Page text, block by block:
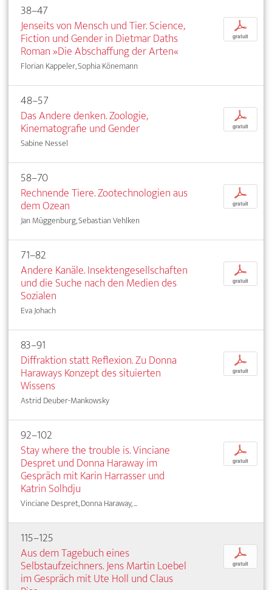
38–47
Jenseits von Mensch und Tier. Science,
Fiction und Gender in Dietmar Daths
Roman »Die Abschaffung der Arten«
Florian Kappeler, Sophia Könemann
p
gratuit
48–57
Das Andere denken. Zoologie,
Kinematografie und Gender
Sabine Nessel
p
gratuit
58–70
Rechnende Tiere. Zootechnologien aus
dem Ozean
Jan Müggenburg, Sebastian Vehlken
p
gratuit
71–82
Andere Kanäle. Insektengesellschaften
und die Suche nach den Medien des
Sozialen
Eva Johach
p
gratuit
83–91
Diffraktion statt Reflexion. Zu Donna
Haraways Konzept des situierten
Wissens
Astrid Deuber-Mankowsky
p
gratuit
92–102
Stay where the trouble is. Vinciane
Despret und Donna Haraway im
Gespräch mit Karin Harrasser und
Katrin Solhdju
Vinciane Despret, Donna Haraway, ...
p
gratuit
115–125
Aus dem Tagebuch eines
Selbstaufzeichners. Jens Martin Loebel
im Gespräch mit Ute Holl und Claus
p
gratuit